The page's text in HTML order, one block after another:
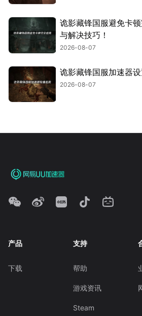
诡影藏锋国服避免卡
与解决技巧！
2026-08-07
诡影藏锋国服加速器设
2026-08-07
产品
下载
支持
帮助
游戏资讯
Steam